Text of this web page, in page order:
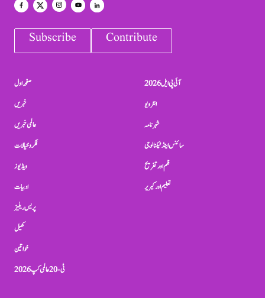
Subscribe Contribute
صفحہ اول
خبریں
عالمی خبریں
فکر و خیالات
ویڈیوز
ادبیات
پریس ریلیز
کھیل
خواتین
ٹی-20 عالمی کپ 2026
آئی پی ایل 2026
انٹرویو
شہرنامہ
سائنس اینڈ ٹیکنالوجی
فلم اور تفریح
تعلیم اور کیریر